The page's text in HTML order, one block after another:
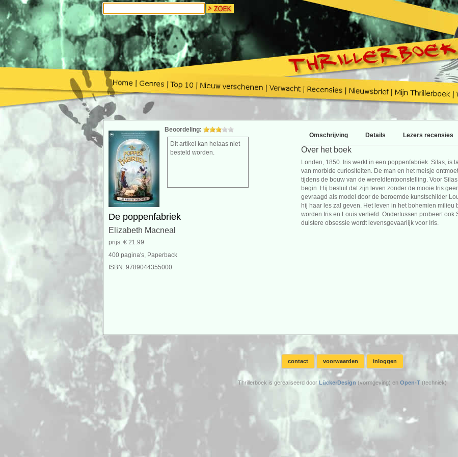
Beoordeling:
Dit artikel kan helaas niet
besteld worden.
De poppenfabriek
Elizabeth Macneal
prijs: € 21.99
400 pagina's, Paperback
ISBN: 9789044355000
Omschrijving Details Lezers recensies
Over het boek
Londen, 1850. Iris werkt in een poppenfabriek. Silas, is
van morbide curiositeiten. De man en het meisje
tijdens de bouw van de wereldtentoonstelling. Voor
begin. Hij besluit dat zijn leven zonder de mooie Iris
gevraagd als model door de beroemde kunstschilder
hij haar les zal geven. Het leven in het bohemien milieu
worden Iris en Louis verliefd. Ondertussen probeert ook
duistere obsessie wordt levensgevaarlijk voor Iris.
contact voorwaarden inloggen
Thrillerboek is gerealiseerd door LückerDesign (vormgeving) en Open-T (techniek)